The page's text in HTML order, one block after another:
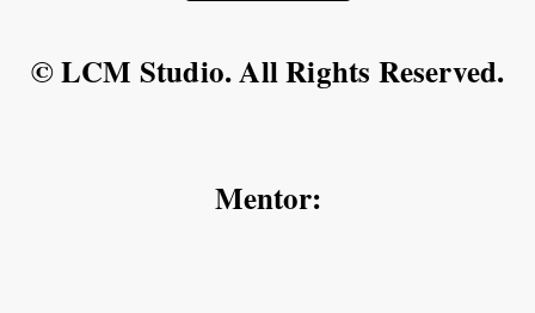
© LCM Studio. All Rights Reserved.
Mentor: